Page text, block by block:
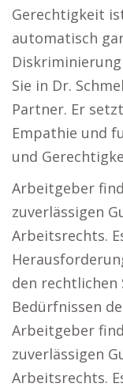
Gerechtigkeit
automatisch
Sie in Dr.
Partner. Er
Empathie und
und
Arbeitgeber
zuverlässigen
Arbeitsrechts.
den rechtlichen
Bedürfnissen
Arbeitgeber
zuverlässigen
Arbeitsrechts.